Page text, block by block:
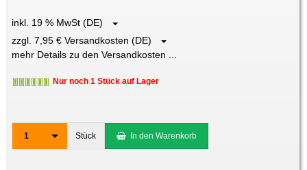
inkl. 19 % MwSt (DE)
zzgl. 7,95 € Versandkosten (DE)
mehr Details zu den Versandkosten ...
Nur noch 1 Stück auf Lager
1 Stück In den Warenkorb